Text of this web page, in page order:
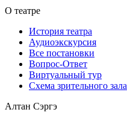
О театре
История театра
Аудиоэкскурсия
Все постановки
Вопрос-Ответ
Виртуальный тур
Схема зрительного зала
Алтан Сэргэ